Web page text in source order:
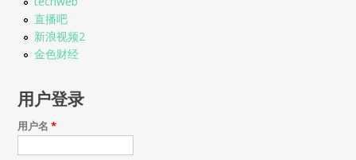
直播吧
新浪视频2
金色财经
用户登录
用户名*